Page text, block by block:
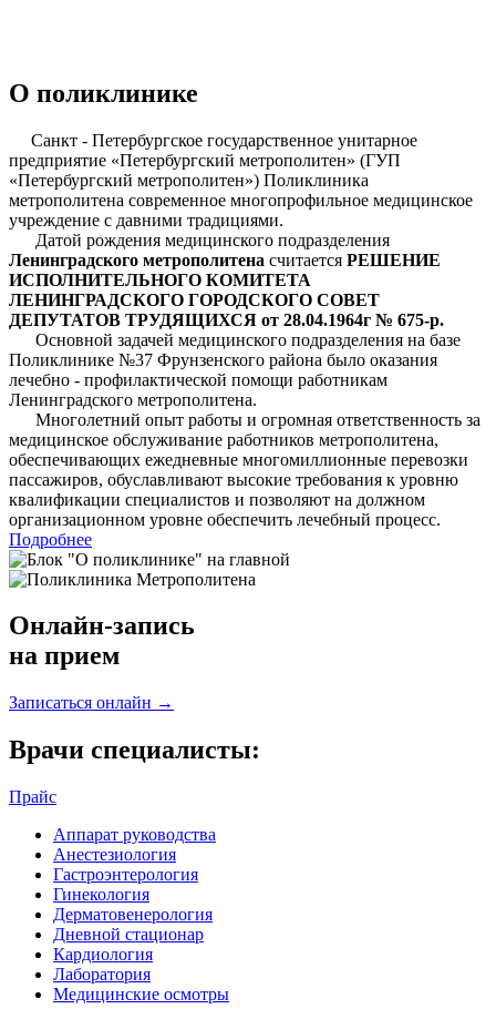
О поликлинике
Санкт - Петербургское государственное унитарное
предприятие «Петербургский метрополитен» (ГУП
«Петербургский метрополитен») Поликлиника
метрополитена современное многопрофильное медицинское
учреждение с давними традициями.
Датой рождения медицинского подразделения
Ленинградского метрополитена считается РЕШЕНИЕ
ИСПОЛНИТЕЛЬНОГО КОМИТЕТА
ЛЕНИНГРАДСКОГО ГОРОДСКОГО СОВЕТ
ДЕПУТАТОВ ТРУДЯЩИХСЯ от 28.04.1964г № 675-р.
Основной задачей медицинского подразделения на базе
Поликлинике №37 Фрунзенского района было оказания
лечебно - профилактической помощи работникам
Ленинградского метрополитена.
Многолетний опыт работы и огромная ответственность за
медицинское обслуживание работников метрополитена,
обеспечивающих ежедневные многомиллионные перевозки
пассажиров, обуславливают высокие требования к уровню
квалификации специалистов и позволяют на должном
организационном уровне обеспечить лечебный процесс.
Подробнее
Онлайн-запись
на прием
Записаться онлайн →
Врачи специалисты:
Прайс
Аппарат руководства
Анестезиология
Гастроэнтерология
Гинекология
Дерматовенерология
Дневной стационар
Кардиология
Лаборатория
Медицинские осмотры